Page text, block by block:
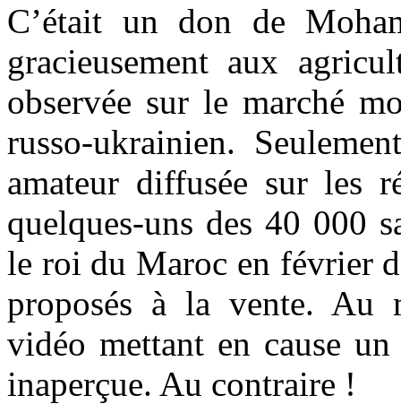
C’était un don de
gracieusement aux
observée sur le marché
russo-ukrainien.
amateur diffusée sur les
quelques-uns des 40 000
le roi du Maroc en février
proposés à la vente. Au
vidéo mettant en cause un
inaperçue. Au contraire !